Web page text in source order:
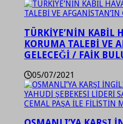
TÜRKİYE’NİN KABİL
KORUMA TALEBİ VE
GELECEĞİ / FAİK
05/07/2021